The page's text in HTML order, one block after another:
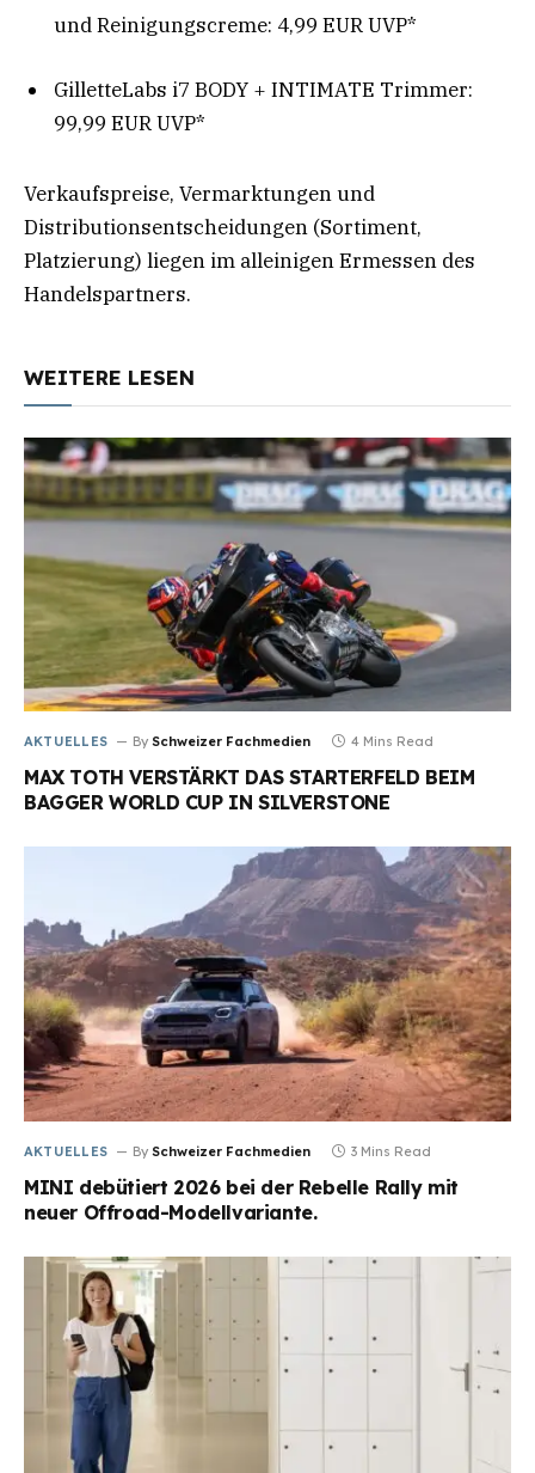
und Reinigungscreme: 4,99 EUR UVP*
GilletteLabs i7 BODY + INTIMATE Trimmer:
99,99 EUR UVP*
Verkaufspreise, Vermarktungen und
Distributionsentscheidungen (Sortiment,
Platzierung) liegen im alleinigen Ermessen des
Handelspartners.
WEITERE LESEN
AKTUELLES By Schweizer Fachmedien 4 Mins Read
MAX TOTH VERSTÄRKT DAS STARTERFELD BEIM
BAGGER WORLD CUP IN SILVERSTONE
AKTUELLES By Schweizer Fachmedien 3 Mins Read
MINI debütiert 2026 bei der Rebelle Rally mit
neuer Offroad-Modellvariante.